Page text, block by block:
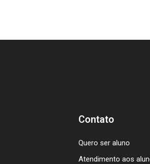
Contato
Quero ser aluno
Atendimento aos